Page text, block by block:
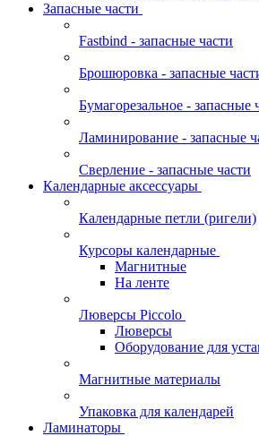
Запасные части
Fastbind - запасные части
Брошюровка - запасные
Бумагорезальное - запасные
Ламинирование - запасные
Сверление - запасные части
Календарные аксессуары
Календарные петли (ригели)
Курсоры календарные
Магнитные
На ленте
Люверсы Piccolo
Люверсы
Оборудование для
Магнитные материалы
Упаковка для календарей
Ламинаторы